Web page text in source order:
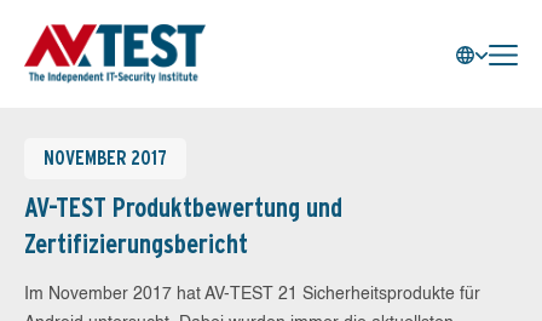
NOVEMBER 2017
AV-TEST Produktbewertung und
Zertifizierungsbericht
Im November 2017 hat AV-TEST 21 Sicherheitsprodukte für